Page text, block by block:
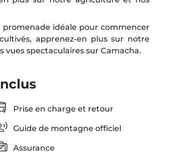
promenade idéale pour commencer
apprenez-en plus sur notre
vues spectaculaires sur Camacha.
Prise en charge et retour
Guide de montagne officiel
Assurance